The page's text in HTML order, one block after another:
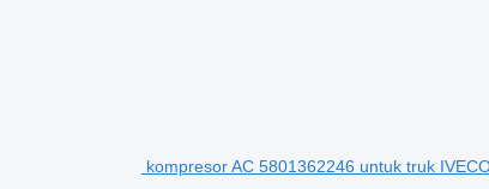
kompresor AC 5801362246 untuk truk